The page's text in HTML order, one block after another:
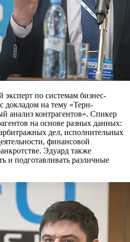
эксперт по системам бизнес-
докладом на тему «Терн-
анализ контрагентов». Спикер
на основе разных данных:
дел, исполнительных
финансовой
Эдуард также
и подготавливать различные